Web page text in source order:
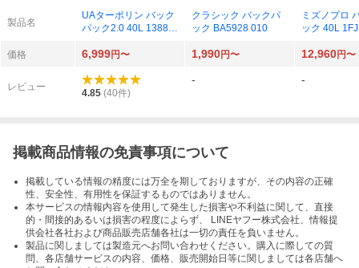
製品名
UAターポリン バック
パック2.0 40L 13882
クラシック バックパ
ック BA5928 010
ミズノプロ
ック 40L
価格 6,999円〜 1,990円〜 12,960円〜
レビュー
4.85 (40件)
- -
掲載商品情報の免責事項について
掲載している情報の精度には万全を期しておりますが、その内容の正確
性、安全性、有用性を保証するものではありません。
本サービスの情報内容を使用して発生した損害や不利益に関して、直接
的・間接的あるいは損害の程度によらず、 LINEヤフー株式会社、情報提
供会社各社および商品販売店舗各社は一切の責任を負いません。
製品に関しましては製造元へお問い合わせください。購入に際しての質
問、各店舗サービスの内容、価格、販売開始日等に関しましては各店舗へ